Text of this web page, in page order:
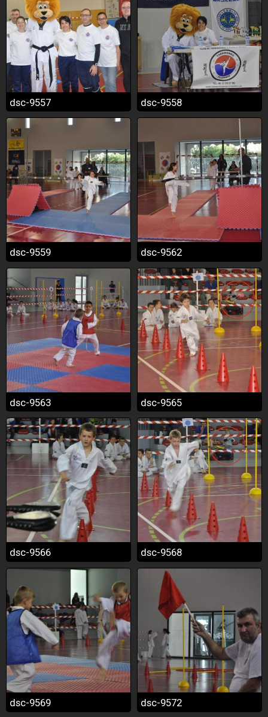
dsc-9557 dsc-9558
dsc-9559 dsc-9562
dsc-9563 dsc-9565
dsc-9566 dsc-9568
dsc-9569 dsc-9572